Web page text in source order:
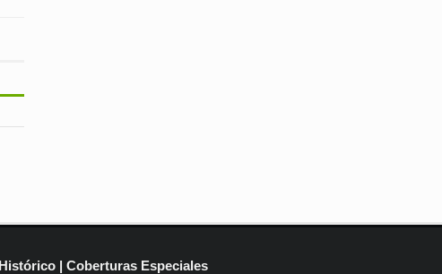
Histórico | Coberturas Especiales